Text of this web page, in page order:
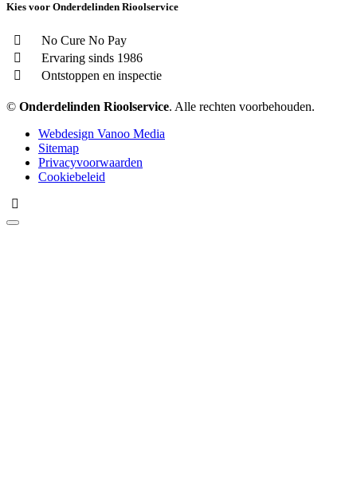
Kies voor Onderdelinden Rioolservice
No Cure No Pay
Ervaring sinds 1986
Ontstoppen en inspectie
© Onderdelinden Rioolservice. Alle rechten voorbehouden.
Webdesign Vanoo Media
Sitemap
Privacyvoorwaarden
Cookiebeleid